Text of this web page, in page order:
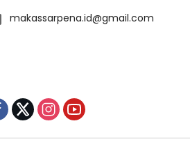
makassarpena.id@gmail.com